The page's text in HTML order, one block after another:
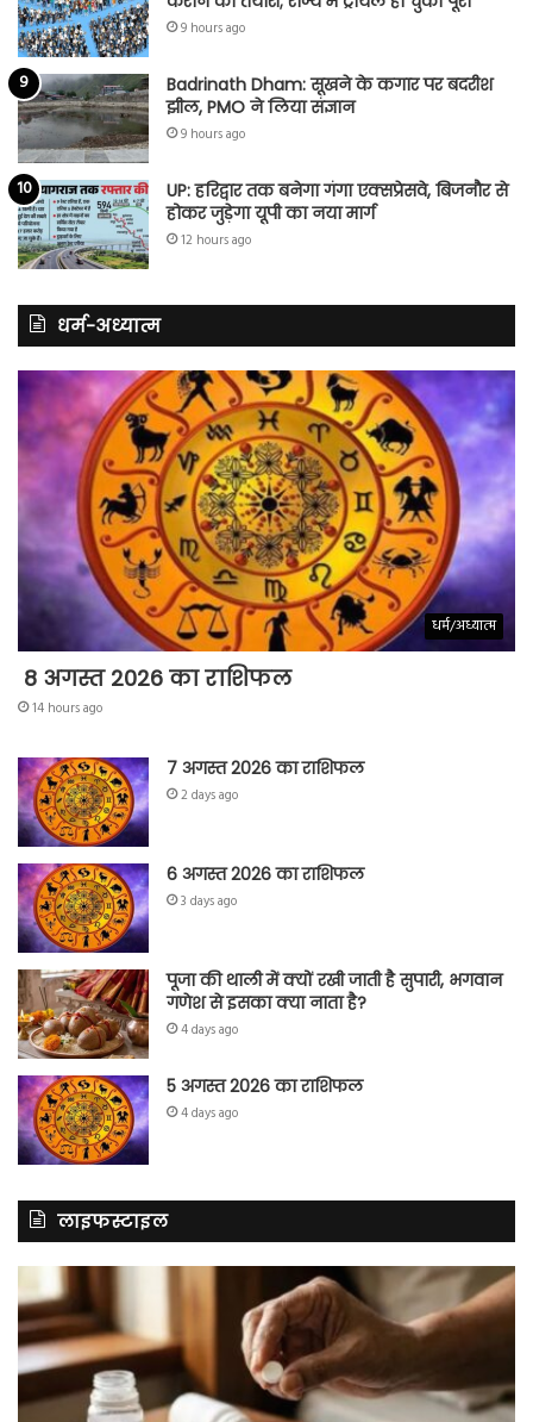
9 hours ago
Badrinath Dham: सूखने के कगार पर बदरीश
झील, PMO ने लिया संज्ञान
9 hours ago
UP: हरिद्वार तक बनेगा गंगा एक्सप्रेसवे, बिजनौर से
होकर जुड़ेगा यूपी का नया मार्ग
12 hours ago
धर्म-अध्यात्म
धर्म/अध्यात्म
8 अगस्त 2026 का राशिफल
14 hours ago
7 अगस्त 2026 का राशिफल
2 days ago
6 अगस्त 2026 का राशिफल
3 days ago
पूजा की थाली में क्यों रखी जाती है सुपारी, भगवान
गणेश से इसका क्या नाता है?
4 days ago
5 अगस्त 2026 का राशिफल
4 days ago
लाइफस्टाइल